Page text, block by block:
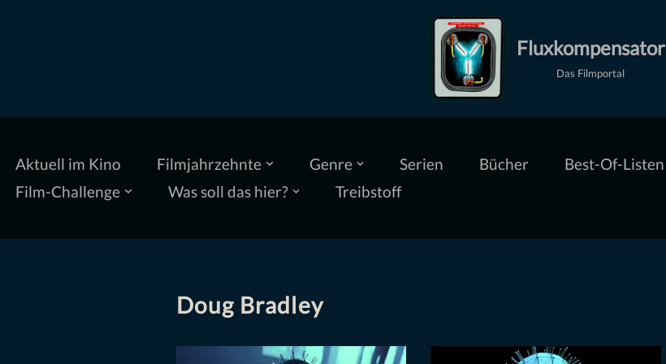
Fluxkompensator
Das Filmportal
Aktuell im Kino Filmjahrzehnte Genre Serien Bücher Best-Of-Listen
Film-Challenge
Was soll das hier? Treibstoff
Doug Bradley